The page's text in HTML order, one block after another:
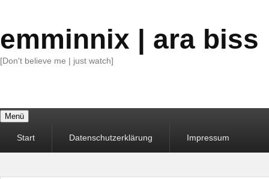
emminnix | ara biss
[Don't believe me | just watch]
Menü
MenüStart Datenschutzerklärung Impressum